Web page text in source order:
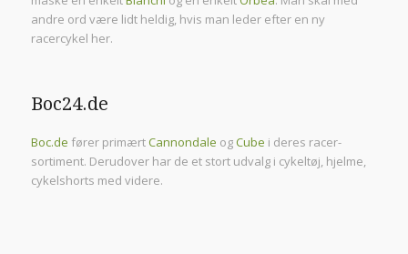
andre ord være lidt heldig, hvis man leder efter en ny
racercykel her.
Boc24.de
Boc.de fører primærtCannondale ogCube i deres racer-
sortiment. Derudover har de et stort udvalg i cykeltøj, hjelme,
cykelshorts med videre.